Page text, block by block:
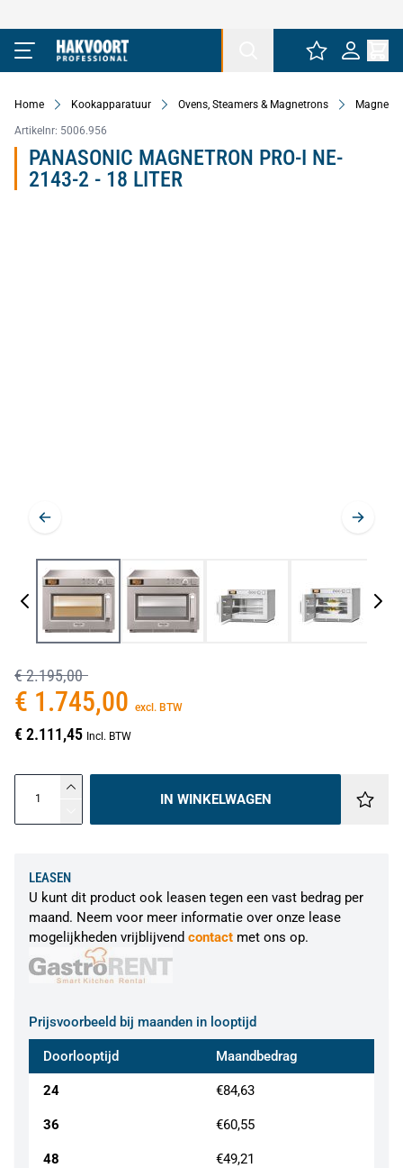
Ga naar de inhoud
Home Kookapparatuur Ovens, Steamers & Magnetrons
Artikelnr: 5006.956
PANASONIC MAGNETRON PRO-I NE-
2143-2 - 18 LITER
€ 2.195,00
€ 1.745,00 excl. BTW
€ 2.111,45 Incl. BTW
IN WINKELWAGEN
LEASEN
U kunt dit product ook leasen tegen een vast bedrag per
maand. Neem voor meer informatie over onze lease
mogelijkheden vrijblijvend contact met ons op.
Prijsvoorbeeld bij maanden in looptijd
Doorlooptijd
24
36
48
Maandbedrag
€84,63
€60,55
€49,21